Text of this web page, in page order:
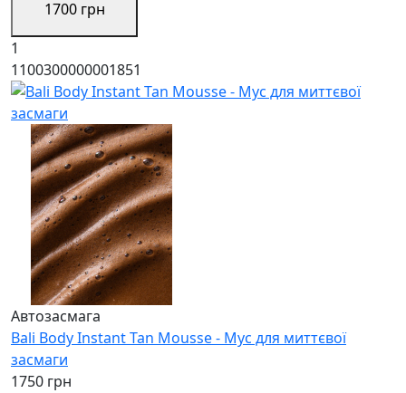
1700 грн
1
1100300000001851
Автозасмага
Bali Body Instant Tan Mousse - Мус для миттєвої
засмаги
1750 грн